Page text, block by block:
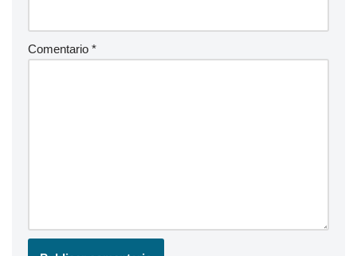
Comentario *